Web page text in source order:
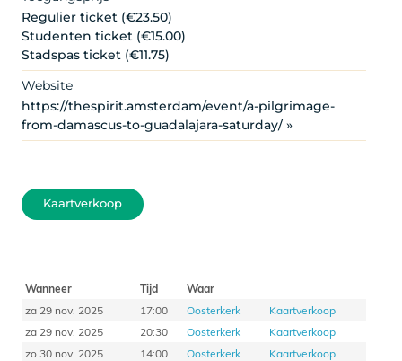
Regulier ticket (€23.50)
Studenten ticket (€15.00)
Stadspas ticket (€11.75)
Website
https://thespirit.amsterdam/event/a-pilgrimage-
from-damascus-to-guadalajara-saturday/ »
Kaartverkoop
Wanneer Tijd
Waar
za 29 nov. 2025
17:00 Oosterkerk
Kaartverkoop
za 29 nov. 2025
20:30 Oosterkerk
Kaartverkoop
zo 30 nov. 2025
14:00 Oosterkerk
Kaartverkoop